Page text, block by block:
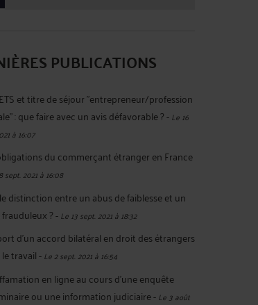
PUBLICATIONS
et titre de séjour "entrepreneur/profession
: que faire avec un avis défavorable ?-Le 16
à 16:07
du commerçant étranger en France
sept. 2021 à 16:08
distinction entre un abus de faiblesse et un
?-Le 13 sept. 2021 à 18:32
d'un accord bilatéral en droit des étrangers
travail-Le 2 sept. 2021 à 16:54
en ligne au cours d'une enquête
ou une information judiciaire-Le 3 août